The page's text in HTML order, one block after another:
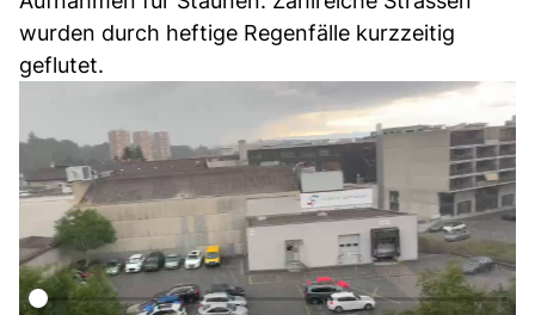
wurden durch heftige Regenfälle kurzzeitig
geflutet.